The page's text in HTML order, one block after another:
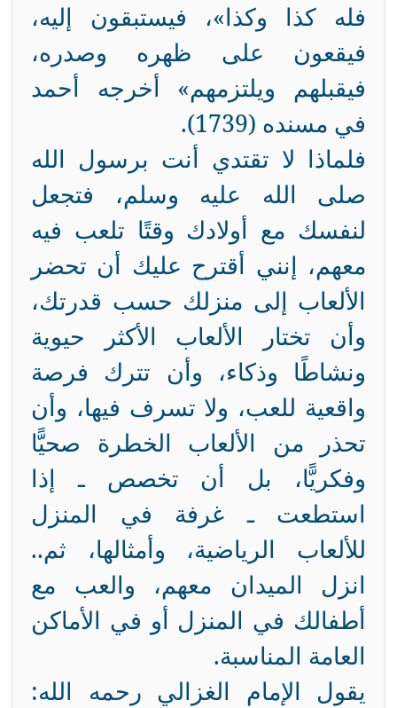
فله كذا وكذا»، فيستبقون إليه،
فيقعون على ظهره وصدره،
فيقبلهم ويلتزمهم» أخرجه أحمد
في مسنده (1739).
فلماذا لا تقتدي أنت برسول الله
صلى الله عليه وسلم، فتجعل
لنفسك مع أولادك وقتًا تلعب فيه
معهم، إنني أقترح عليك أن تحضر
الألعاب إلى منزلك حسب قدرتك،
وأن تختار الألعاب الأكثر حيوية
ونشاطًا وذكاء، وأن تترك فرصة
واقعية للعب، ولا تسرف فيها، وأن
تحذر من الألعاب الخطرة صحيًّا
وفكريًّا، بل أن تخصص ـ إذا
استطعت ـ غرفة في المنزل
للألعاب الرياضية، وأمثالها، ثم..
انزل الميدان معهم، والعب مع
أطفالك في المنزل أو في الأماكن
العامة المناسبة.
يقول الإمام الغزالي رحمه الله: